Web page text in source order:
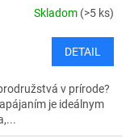
Skladom (>5 ks)
DETAIL
v prírode?
je ideálnym